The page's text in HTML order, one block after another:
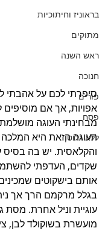
בראוניז וחיתוכיות
מתוקים
ראש השנה
חנוכה
פורים
פסח
ללא גלוטן
סיפרתי לכם על אהבתי
אפויות, אך אם
מבחינתי העוגה
העוגה הזאת היא
והקלאסית. יש בה בסיס
שקדים, העדפתי
אותם בישקוטים
בגלל מרקמם הרך אך
עוגיית וניל אחרת. מסת
מועשרת בשוקולד לבן,